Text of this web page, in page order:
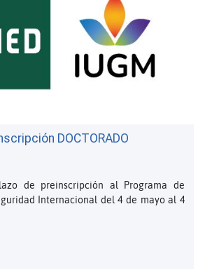
DOCTORADO
de preinscripción al Programa de
Internacional del 4 de mayo al 4